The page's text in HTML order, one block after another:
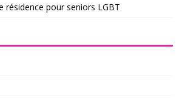
résidence pour seniors LGBT